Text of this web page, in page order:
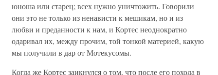
юноша или старец; всех нужно уничтожить. Говорили
они это не только из ненависти к мешикам, но и из
любви и преданности к нам, и Кортес неоднократно
одаривал их, между прочим, той тонкой материей, какую
мы получили в дар от Мотекусомы.
Когда же Кортес заикнулся о том, что после его похода в